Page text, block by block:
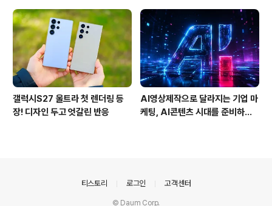
사용 후기
갤럭시S27 울트라 첫 렌더링 등
장! 디자인 두고 엇갈린 반응
AI영상제작으로 달라지는 기업 마
케팅, AI콘텐츠 시대를 준비하는
티스토리 로그인 고객센터
© Daum Corp.